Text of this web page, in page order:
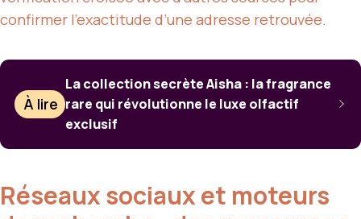
confirmer l’exactitude d’une adresse retrouvée.
À lire
La collection secrète Aisha : la fragrance
rare qui révolutionne le luxe olfactif
exclusif
Réseaux sociaux et moteurs